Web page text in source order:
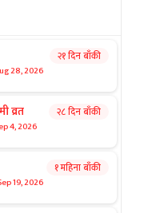
28, 2026
२१ दिन बाँकी
व्रत
4, 2026
२८ दिन बाँकी
19, 2026
१ महिना बाँकी